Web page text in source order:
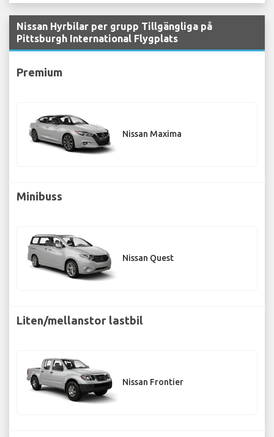
Nissan Hyrbilar per grupp Tillgängliga på
Pittsburgh International Flygplats
Premium
Nissan Maxima
Minibuss
Nissan Quest
Liten/mellanstor lastbil
Nissan Frontier